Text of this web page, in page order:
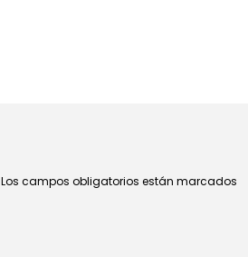
Los campos obligatorios están marcados